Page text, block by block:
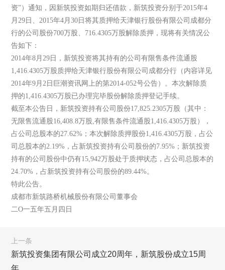
资”）通知，因新筑投资如期归还借款，新筑投资分别于2015年4
月29日、2015年4月30日将其质押给天津银行股份有限公司成都分
行的公司股份700万股、716.4305万股解除质押，现将有关情况公
告如下：
2014年8月29日，新筑投资将其持有的公司有限售条件流通股
1,416.4305万股质押给天津银行股份有限公司成都分行（内容详见
2014年9月2日巨潮资讯网上的第2014-052号公告）。本次解除质
押的1,416.4305万股已办理完毕股份解除质押登记手续。
截至本公告日，新筑投资持有公司股份17,825.2305万股（其中：
无限售流通股16,408.8万股,有限售条件流通股1,416.4305万股），
占公司总股本的27.62%；本次解除质押股份1,416.4305万股，占公
司总股本的2.19%，占新筑投资持有公司股份的7.95%；新筑投资
持有的公司股份中仍有15,942万股处于质押状态，占公司总股本的
24.70%，占新筑投资持有公司股份的89.44%。
特此公告。
成都市新筑路桥机械股份有限公司董事会
二O一五年五月四日
上一条
新筑投资集团有限公司成立20周年，新筑股份成立15周
年